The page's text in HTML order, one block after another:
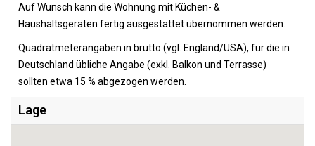
Auf Wunsch kann die Wohnung mit Küchen- &
Haushaltsgeräten fertig ausgestattet übernommen werden.
Quadratmeterangaben in brutto (vgl. England/USA), für die in
Deutschland übliche Angabe (exkl. Balkon und Terrasse)
sollten etwa 15 % abgezogen werden.
Lage